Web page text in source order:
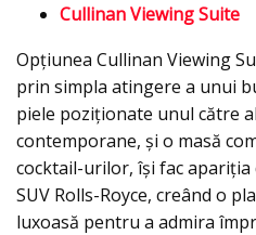
Cullinan Viewing Suite
Opţiunea Cullinan Viewing
prin simpla atingere a unui
piele poziţionate unul către
contemporane, și o masă
cocktail-urilor, îşi fac
SUV Rolls-Royce, creând o
luxoasă pentru a admira